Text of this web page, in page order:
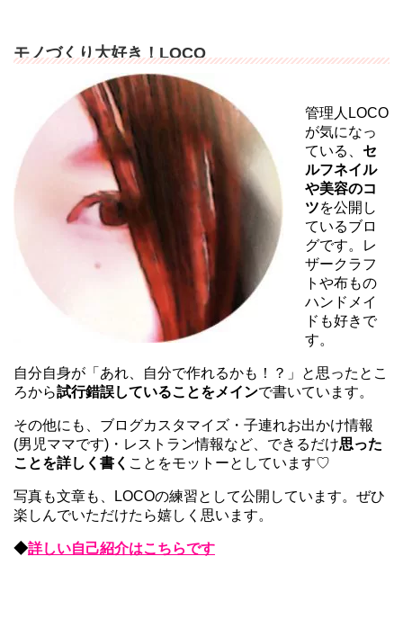
モノづくり大好き！LOCO
管理人LOCO
が気になっ
ている、 セ
ルフネイル
や美容のコ
ツを公開し
ているブロ
グです。レ
ザークラフ
トや布もの
ハンドメイ
ドも好きで
す。
自分自身が「あれ、自分で作れるかも！？」と思ったとこ
ろから試行錯誤していることをメインで書いています。
その他にも、ブログカスタマイズ・子連れお出かけ情報
(男児ママです)・レストラン情報など、できるだけ思った
ことを詳しく書く ことをモットーとしています♡
写真も文章も、LOCOの練習として公開しています。ぜひ
楽しんでいただけたら嬉しく思います。
◆詳しい自己紹介はこちらです